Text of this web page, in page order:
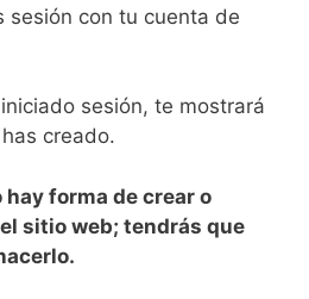
sesión con tu cuenta de
sesión, te mostrará
creado.
hay forma de crear o
sitio web; tendrás que